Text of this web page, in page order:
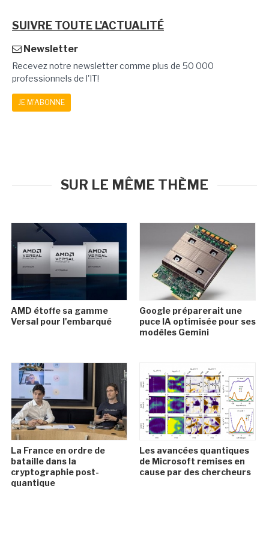
SUIVRE TOUTE L'ACTUALITÉ
Newsletter
Recevez notre newsletter comme plus de 50 000
professionnels de l'IT!
JE M'ABONNE
SUR LE MÊME THÈME
AMD étoffe sa gamme
Versal pour l'embarqué
Google préparerait une
puce IA optimisée pour ses
modèles Gemini
La France en ordre de
bataille dans la
cryptographie post-
quantique
Les avancées quantiques
de Microsoft remises en
cause par des chercheurs